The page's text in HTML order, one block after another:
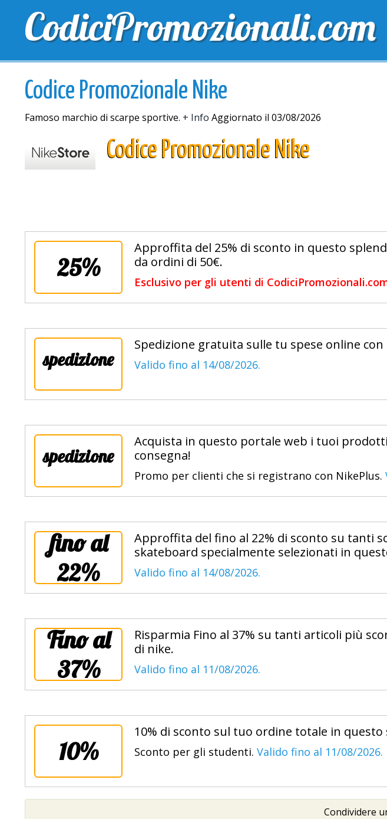
CodiciPromozionali.com
TOP SCONTI SCONTI ESCLUSIVI SPEDIZIONE GRATUITE
Codice Promozionale Nike
Famoso marchio di scarpe sportive. + Info Aggiornato il 03/08/2026
Codice Promozionale Nike
25%
Approffita del 25% di sconto in questo
da ordini di 50€.
Esclusivo per gli utenti di
spedizione
Spedizione gratuita sulle tu spese online
Valido fino al 14/08/2026.
spedizione
Acquista in questo portale web i tuoi
consegna!
Promo per clienti che si registrano con NikePlus.
fino al
22%
Approffita del fino al 22% di sconto su tanti
skateboard specialmente selezionati in
Valido fino al 14/08/2026.
Fino al
37%
Risparmia Fino al 37% su tanti articoli più
di nike.
Valido fino al 11/08/2026.
10%
10% di sconto sul tuo ordine totale in
Sconto per gli studenti. Valido fino al 11/08/2026.
Condividere